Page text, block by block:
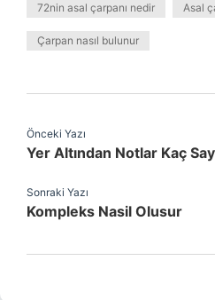
72nin asal çarpanı nedir Asal
Çarpan nasıl bulunur
Önceki Yazı
Yer Altından Notlar Kaç
Sonraki Yazı
Kompleks Nasil Olusur